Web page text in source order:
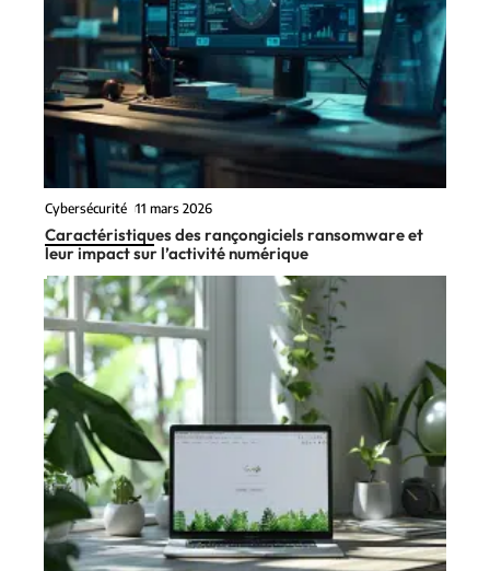
Cybersécurité 11 mars 2026
Caractéristiques des rançongiciels ransomware et
leur impact sur l’activité numérique